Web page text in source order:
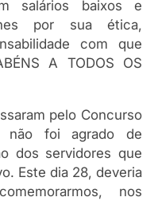
salários baixos e
lhes por sua ética,
com que
A TODOS OS
pelo Concurso
não foi agrado de
dos servidores que
Este dia 28, deveria
nos